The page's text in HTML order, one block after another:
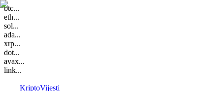
btc...
eth...
sol...
ada...
xrp...
dot...
avax...
link...
KriptoVijesti